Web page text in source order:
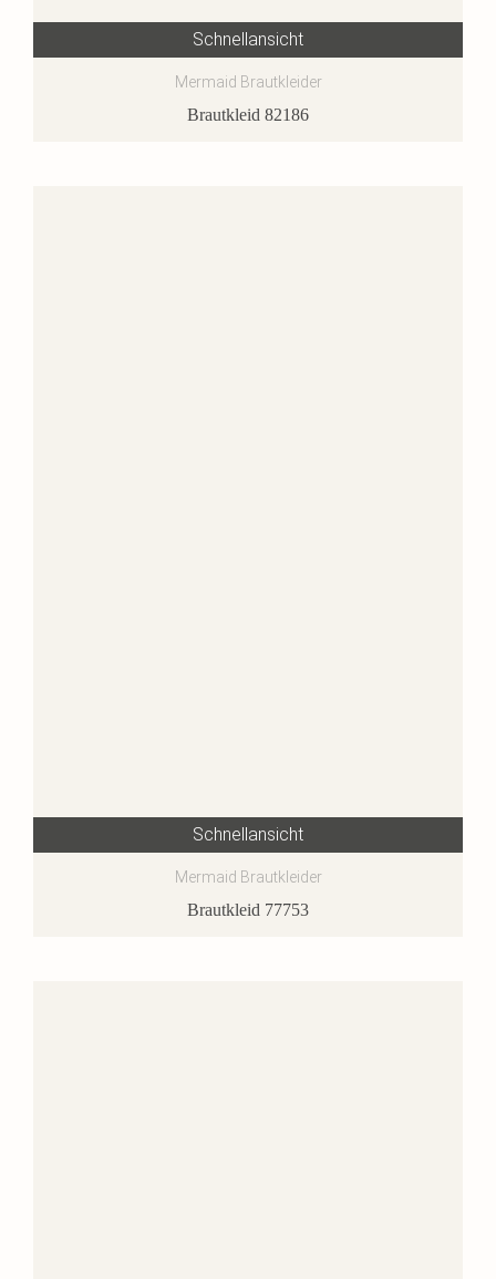
Schnellansicht
Mermaid Brautkleider
Brautkleid 82186
Schnellansicht
Mermaid Brautkleider
Brautkleid 77753